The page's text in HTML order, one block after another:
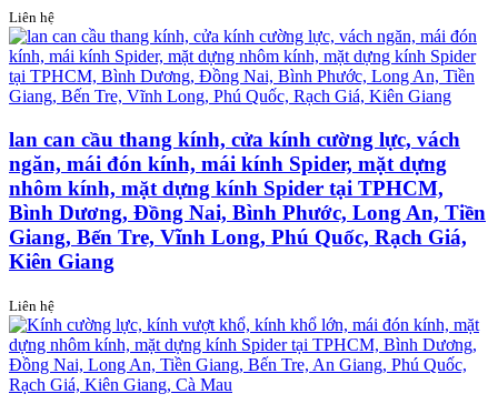
Liên hệ
lan can cầu thang kính, cửa kính cường lực, vách
ngăn, mái đón kính, mái kính Spider, mặt dựng
nhôm kính, mặt dựng kính Spider tại TPHCM,
Bình Dương, Đồng Nai, Bình Phước, Long An, Tiền
Giang, Bến Tre, Vĩnh Long, Phú Quốc, Rạch Giá,
Kiên Giang
Liên hệ